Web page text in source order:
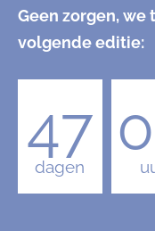
Geen zorgen, we
volgende editie:
47
dagen